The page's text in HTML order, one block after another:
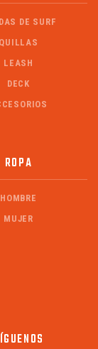
DE SURF
QUILLAS
LEASH
DECK
ROPA
HOMBRE
MUJER